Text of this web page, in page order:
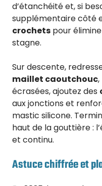
d’étanchéité et, si
supplémentaire côté
crochets pour
stagne.
Sur descente,
maillet caoutchouc
écrasées, ajoutez des
aux jonctions et
mastic silicone.
haut de la gouttière :
et continu.
Astuce chiffrée et